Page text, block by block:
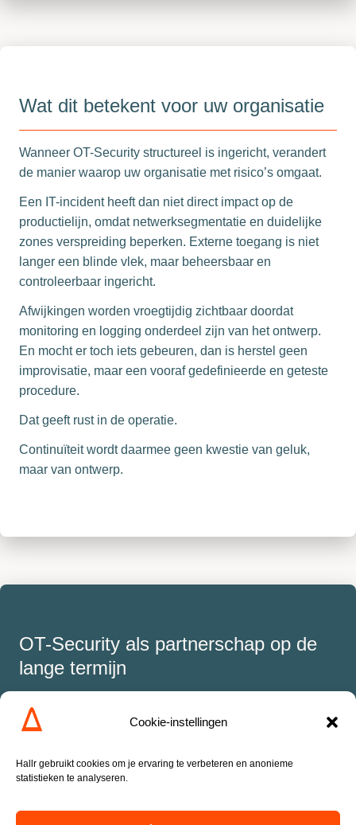
Cookie-instellingen
Hallr gebruikt cookies om je ervaring te verbeteren en anonieme
statistieken te analyseren.
Wat dit betekent voor uw organisatie
Wanneer OT-Security structureel is ingericht, verandert
de manier waarop uw organisatie met risico’s omgaat.
Een IT-incident heeft dan niet direct impact op de
productielijn, omdat netwerksegmentatie en duidelijke
zones verspreiding beperken. Externe toegang is niet
langer een blinde vlek, maar beheersbaar en
controleerbaar ingericht.
Afwijkingen worden vroegtijdig zichtbaar doordat
monitoring en logging onderdeel zijn van het ontwerp.
En mocht er toch iets gebeuren, dan is herstel geen
improvisatie, maar een vooraf gedefinieerde en geteste
procedure.
Dat geeft rust in de operatie.
Continuïteit wordt daarmee geen kwestie van geluk,
maar van ontwerp.
OT-Security als partnerschap op de
lange termijn
OT-omgevingen staan niet stil.
vernieuwd. Technologie verandert. Daarom stopt OT-
Security niet na implementatie.
Hallr blijft betrokken bij: